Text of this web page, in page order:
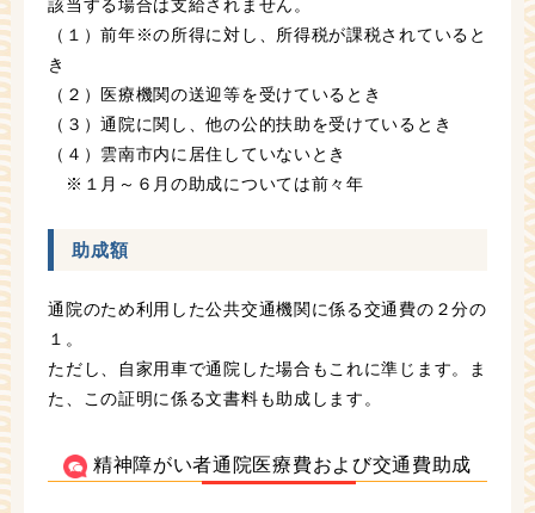
該当する場合は支給されません。
（１）前年※の所得に対し、所得税が課税されていると
き
（２）医療機関の送迎等を受けているとき
（３）通院に関し、他の公的扶助を受けているとき
（４）雲南市内に居住していないとき
※１月～６月の助成については前々年
助成額
通院のため利用した公共交通機関に係る交通費の２分の
１。
ただし、自家用車で通院した場合もこれに準じます。ま
た、この証明に係る文書料も助成します。
精神障がい者通院医療費および交通費助成